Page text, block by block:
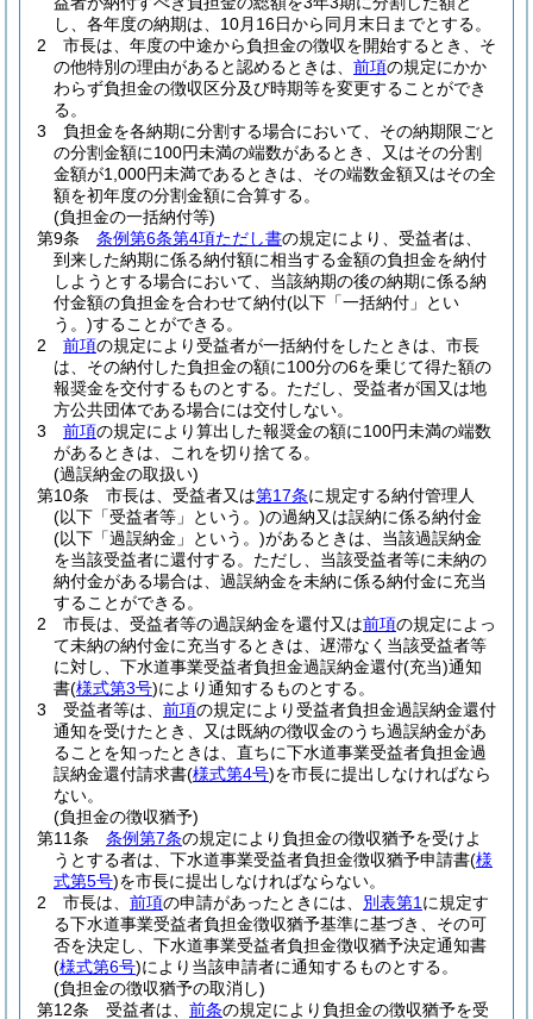
し、各年度の納期は、10月16日から同月末日までとする。
2
市長は、年度の中途から負担金の徴収を開始するとき、そ
の他特別の理由があると認めるときは、 前項の規定にかか
わらず負担金の徴収区分及び時期等を変更することができ
る。
3
負担金を各納期に分割する場合において、その納期限ごと
の分割金額に100円未満の端数があるとき、又はその分割
金額が1,000円未満であるときは、その端数金額又はその全
額を初年度の分割金額に合算する。
(負担金の一括納付等)
第9条
条例第6条第4項ただし書の規定により、受益者は、
到来した納期に係る納付額に相当する金額の負担金を納付
しようとする場合において、当該納期の後の納期に係る納
付金額の負担金を合わせて納付(以下「一括納付」とい
う。)することができる。
2
前項の規定により受益者が一括納付をしたときは、市長
は、その納付した負担金の額に100分の6を乗じて得た額の
報奨金を交付するものとする。 ただし、受益者が国又は地
方公共団体である場合には交付しない。
3
前項の規定により算出した報奨金の額に100円未満の端数
があるときは、これを切り捨てる。
(過誤納金の取扱い)
第10条
市長は、受益者又は第17条に規定する納付管理人
(以下「受益者等」という。)の過納又は誤納に係る納付金
(以下「過誤納金」という。)があるときは、当該過誤納金
を当該受益者に還付する。 ただし、当該受益者等に未納の
納付金がある場合は、過誤納金を未納に係る納付金に充当
することができる。
2
市長は、受益者等の過誤納金を還付又は前項の規定によっ
て未納の納付金に充当するときは、遅滞なく当該受益者等
に対し、下水道事業受益者負担金過誤納金還付(充当)通知
書(様式第3号)により通知するものとする。
3
受益者等は、 前項の規定により受益者負担金過誤納金還付
通知を受けたとき、又は既納の徴収金のうち過誤納金があ
ることを知ったときは、直ちに下水道事業受益者負担金過
誤納金還付請求書(様式第4号)を市長に提出しなければなら
ない。
(負担金の徴収猶予)
第11条
条例第7条の規定により負担金の徴収猶予を受けよ
うとする者は、下水道事業受益者負担金徴収猶予申請書(様
式第5号)を市長に提出しなければならない。
2
市長は、 前項の申請があったときには、 別表第1 に規定す
る下水道事業受益者負担金徴収猶予基準に基づき、その可
否を決定し、下水道事業受益者負担金徴収猶予決定通知書
(様式第6号)により当該申請者に通知するものとする。
(負担金の徴収猶予の取消し)
第12条
受益者は、 前条の規定により負担金の徴収猶予を受